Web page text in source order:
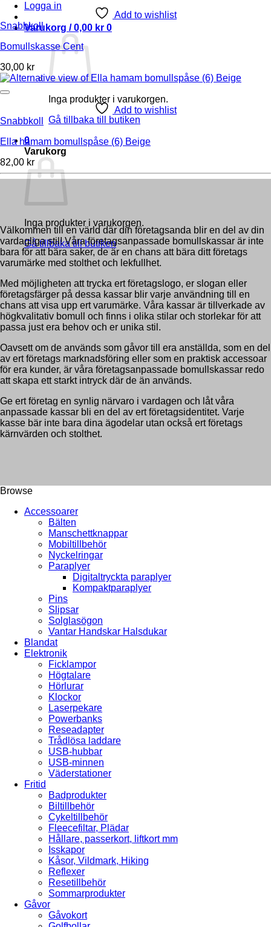
Logga in
Varukorg /0,00 kr 0
Inga produkter i varukorgen.
Gå tillbaka till butiken
0
Varukorg
Inga produkter i varukorgen.
Gå tillbaka till butiken
Add to wishlist
Snabbkoll
Bomullskasse Cent
30,00 kr
Add to wishlist
Snabbkoll
Ella hamam bomullspåse (6) Beige
82,00 kr
Välkommen till en värld där din företagsanda blir en del av din
vardagliga stil! Våra företagsanpassade bomullskassar är inte
bara för att bära saker, de är en chans att bära ditt företags
varumärke med stolthet och lekfullhet.
Med möjligheten att trycka ert företagslogo, er slogan eller
företagsfärger på dessa kassar blir varje användning till en
chans att visa upp ert varumärke. Våra kassar är tillverkade av
högkvalitativ bomull och finns i olika stilar och storlekar för att
passa just era behov och er unika stil.
Oavsett om de används som gåvor till era anställda, som en del
av ert företags marknadsföring eller som en praktisk accessoar
för era kunder, är våra företagsanpassade bomullskassar redo
att skapa ett starkt intryck där de än används.
Ge ert företag en synlig närvaro i vardagen och låt våra
anpassade kassar bli en del av ert företagsidentitet. Varje
kasse bär inte bara dina ägodelar utan också ert företags
kärnvärden och stolthet.
Browse
Accessoarer
Bälten
Manschettknappar
Mobiltillbehör
Nyckelringar
Paraplyer
Digitaltryckta paraplyer
Kompaktparaplyer
Pins
Slipsar
Solglasögon
Vantar Handskar Halsdukar
Blandat
Elektronik
Ficklampor
Högtalare
Hörlurar
Klockor
Laserpekare
Powerbanks
Reseadapter
Trådlösa laddare
USB-hubbar
USB-minnen
Väderstationer
Fritid
Badprodukter
Biltillbehör
Cykeltillbehör
Fleecefiltar, Plädar
Hållare, passerkort, liftkort mm
Isskapor
Kåsor, Vildmark, Hiking
Reflexer
Resetillbehör
Sommarprodukter
Gåvor
Gåvokort